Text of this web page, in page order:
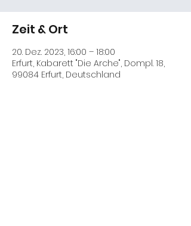
Zeit & Ort
20. Dez. 2023, 16:00 – 18:00
Erfurt, Kabarett "Die Arche", Dompl. 18,
99084 Erfurt, Deutschland